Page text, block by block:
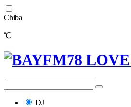
Chiba
℃
DJ